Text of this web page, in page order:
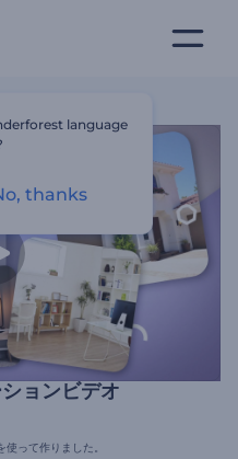
ョンビデオ
って作りました。
language
thanks